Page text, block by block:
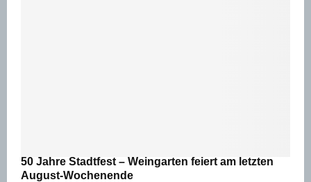
50 Jahre Stadtfest – Weingarten feiert am letzten
August-Wochenende